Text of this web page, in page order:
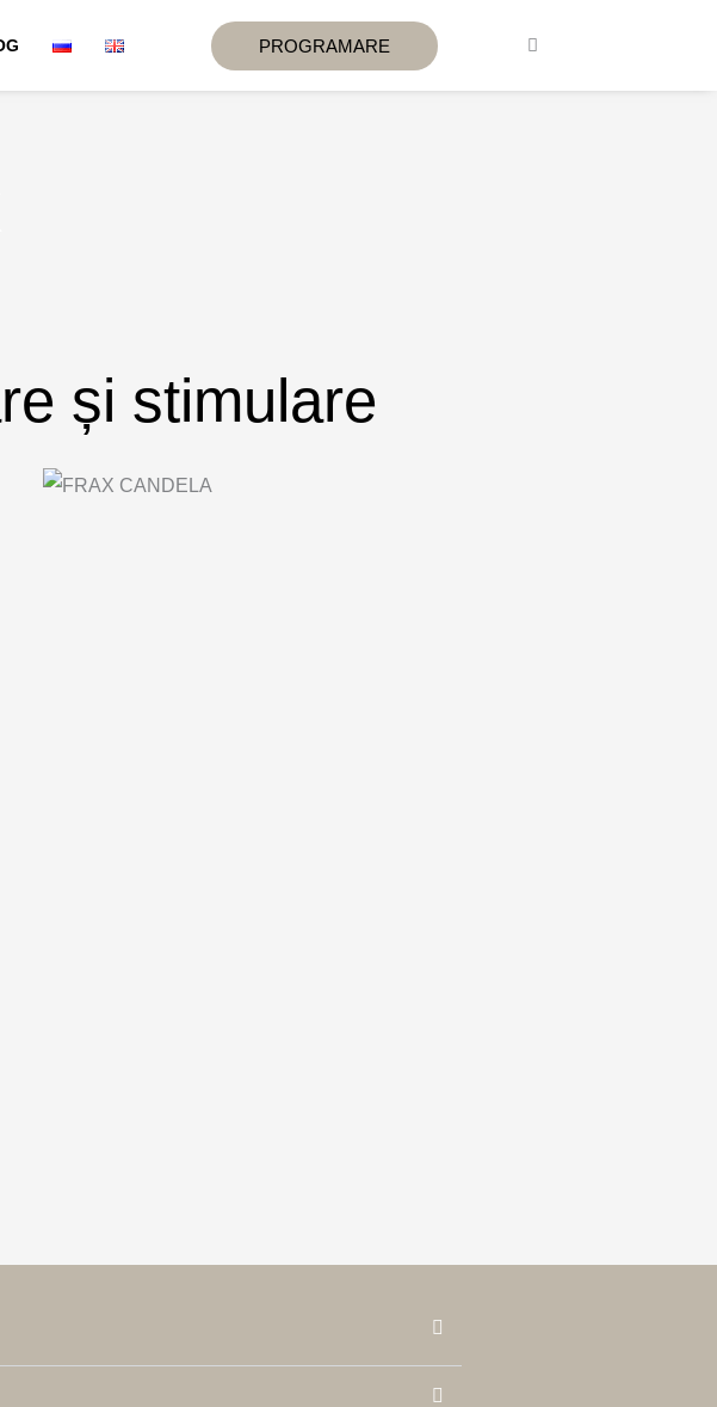
PROGRAMARE
și stimulare